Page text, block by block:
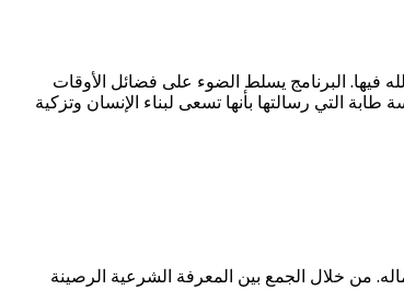
فيها. البرنامج يسلط الضوء على فضائل الأوقات
التي رسالتها بأنها تسعى لبناء الإنسان وتزكية
من خلال الجمع بين المعرفة الشرعية الرصينة